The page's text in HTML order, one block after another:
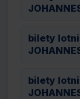
bilety
bilety